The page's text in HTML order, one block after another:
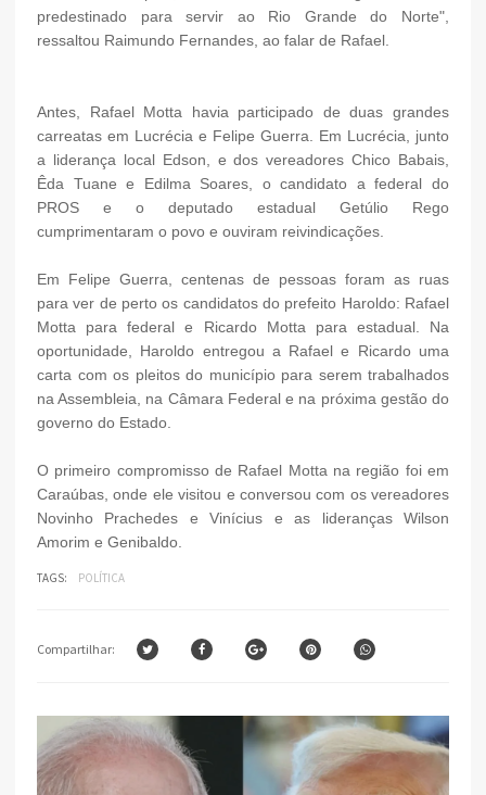
predestinado para servir ao Rio Grande do Norte",
ressaltou Raimundo Fernandes, ao falar de Rafael.
Antes, Rafael Motta havia participado de duas grandes
carreatas em Lucrécia e Felipe Guerra. Em Lucrécia, junto
a liderança local Edson, e dos vereadores Chico Babais,
Êda Tuane e Edilma Soares, o candidato a federal do
PROS e o deputado estadual Getúlio Rego
cumprimentaram o povo e ouviram reivindicações.
Em Felipe Guerra, centenas de pessoas foram as ruas
para ver de perto os candidatos do prefeito Haroldo: Rafael
Motta para federal e Ricardo Motta para estadual. Na
oportunidade, Haroldo entregou a Rafael e Ricardo uma
carta com os pleitos do município para serem trabalhados
na Assembleia, na Câmara Federal e na próxima gestão do
governo do Estado.
O primeiro compromisso de Rafael Motta na região foi em
Caraúbas, onde ele visitou e conversou com os vereadores
Novinho Prachedes e Vinícius e as lideranças Wilson
Amorim e Genibaldo.
TAGS: POLÍTICA
Compartilhar: